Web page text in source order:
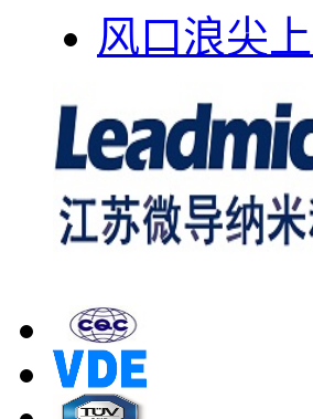
风口浪尖